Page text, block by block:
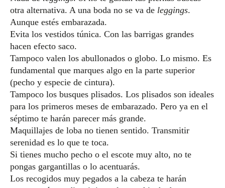
otra alternativa. A una boda no se va de leggings.
Aunque estés embarazada.
Evita los vestidos túnica. Con las barrigas grandes
hacen efecto saco.
Tampoco valen los abullonados o globo. Lo mismo. Es
fundamental que marques algo en la parte superior
(pecho y especie de cintura).
Tampoco los busques plisados. Los plisados son ideales
para los primeros meses de embarazado. Pero ya en el
séptimo te harán parecer más grande.
Maquillajes de loba no tienen sentido. Transmitir
serenidad es lo que te toca.
Si tienes mucho pecho o el escote muy alto, no te
pongas gargantillas o lo acentuarás.
Los recogidos muy pegados a la cabeza te harán